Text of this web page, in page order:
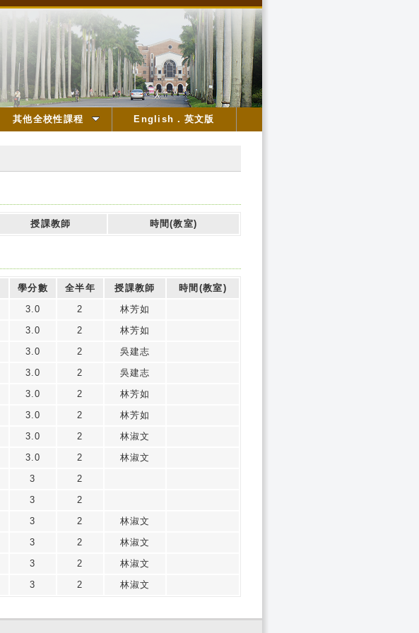
其他全校性課程 English．英文版
授課教師 時間(教室)
學分數 全半年 授課教師
時間(教室)
3.0 2
林芳如
3.0 2
林芳如
3.0 2
吳建志
3.0 2
吳建志
3.0 2
林芳如
3.0 2
林芳如
3.0 2
林淑文
3.0 2
林淑文
3
2
3
2
3 2
林淑文
3 2
林淑文
3 2
林淑文
3 2 林淑文